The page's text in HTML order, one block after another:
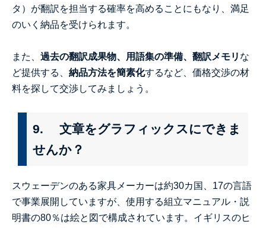
タ）が翻訳を担当する確率を高めることにもなり、満足
のいく納品を受けられます。
また、 過去の翻訳成果物、用語集の準備、翻訳メモリ な
ど提供する、 納品方法を簡素化するなど、価格交渉の材
料を探して交渉してみましょう。
9. 文章をグラフィックスにできま
せんか？
スウェーデンのある家具メーカーは約30カ国、17の言語
で事業展開していますが、使用する組立マニュアル・説
明書の80％は絵と図で構成されています。イギリスのヒ